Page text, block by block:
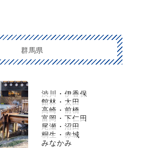
群馬県
渋川・伊香保
館林・太田
高崎・前橋
富岡・下仁田
尾瀬・沼田
桐生・赤城
みなかみ